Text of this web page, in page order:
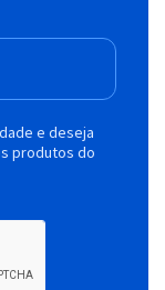
e deseja
produtos do